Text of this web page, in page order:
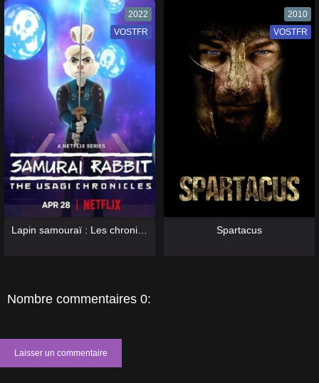
2022
VF
VOSTFR
2010
VF
VOSTFR
Spartacus
Nombre commentaires 0:
Laisser un commentaire